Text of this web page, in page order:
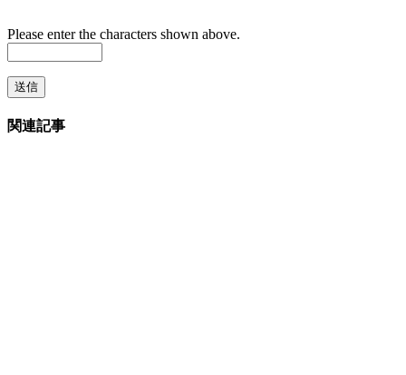
Please enter the characters shown above.
関連記事